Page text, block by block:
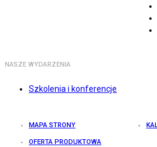
NASZE WYDARZENIA
Szkolenia i konferencje
MAPA STRONY
OFERTA PRODUKTOWA